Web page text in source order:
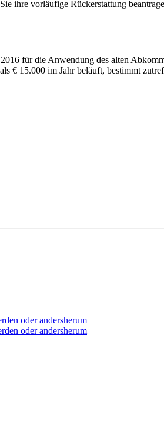
ihre vorläufige Rückerstattung
für die Anwendung des alten
€ 15.000 im Jahr beläuft, bestimmt
oder andersherum
oder andersherum